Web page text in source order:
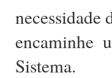
necessidade
encaminhe
Sistema.